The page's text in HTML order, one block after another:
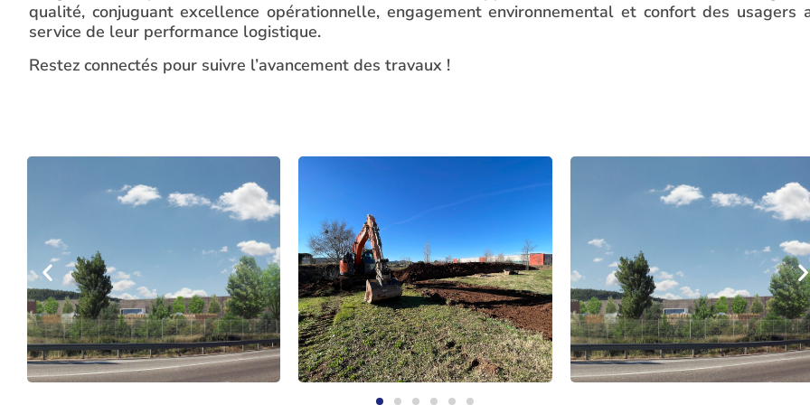
qualité, conjuguant excellence opérationnelle, engagement environnemental et confort des usagers
service de leur performance logistique.
Restez connectés pour suivre l’avancement des travaux !